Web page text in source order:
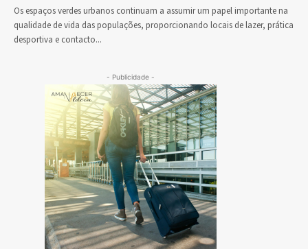
Os espaços verdes urbanos continuam a assumir um papel importante na
qualidade de vida das populações, proporcionando locais de lazer, prática
desportiva e contacto...
- Publicidade -